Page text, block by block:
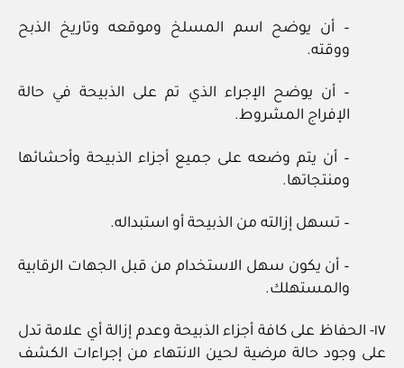
– أن يوضح اسم المسلخ وموقعه وتاريخ الذبح
ووقته.
– أن يوضح الإجراء الذي تم على الذبيحة في حالة
الإفراج المشروط.
– أن يتم وضعه على جميع أجزاء الذبيحة وأحشائها
ومنتجاتها.
– تسهل إزالته من الذبيحة أو استبداله.
– أن يكون سهل الاستخدام من قبل الجهات الرقابية
والمستهلك.
١٧- الحفاظ على كافة أجزاء الذبيحة وعدم إزالة أي علامة تدل
على وجود حالة مرضية لحين الانتهاء من إجراءات الكشف